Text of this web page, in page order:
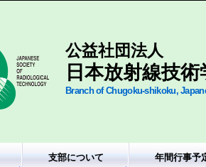
公益社団法人
日本放射線技
Branch of Chugoku-shikoku,
支部について 年間行事予